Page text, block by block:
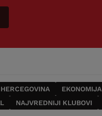
EKONOMIJA
NAJVREDNIJI KLUBOVI